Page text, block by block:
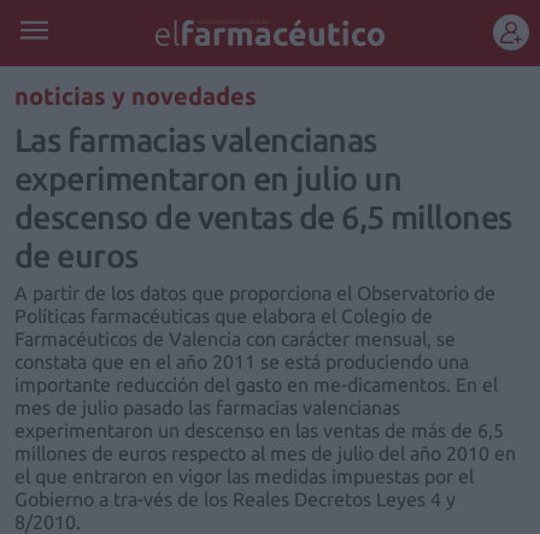
REGÍSTRATE
noticias y novedades
Las farmacias valencianas
experimentaron en julio un
descenso de ventas de 6,5 millones
de euros
A partir de los datos que proporciona el Observatorio de
Políticas farmacéuticas que elabora el Colegio de
Farmacéuticos de Valencia con carácter mensual, se
constata que en el año 2011 se está produciendo una
importante reducción del gasto en me-dicamentos. En el
mes de julio pasado las farmacias valencianas
experimentaron un descenso en las ventas de más de 6,5
millones de euros respecto al mes de julio del año 2010 en
el que entraron en vigor las medidas impuestas por el
Gobierno a tra-vés de los Reales Decretos Leyes 4 y
8/2010.